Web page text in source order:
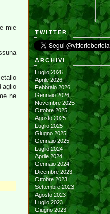
mie
ne
TWITTER
ARCHIVI
Luglio 2026
Aprile 2026
Febbraio 2026
Gennaio 2026
Novembre 2025
Ottobre 2025
Agosto 2025
Luglio 2025
Giugno 2025
Gennaio 2025
Luglio 2024
Aprile 2024
Gennaio 2024
Dicembre 2023
Ottobre 2023
Settembre 2023
Agosto 2023
Luglio 2023
Giugno 2023